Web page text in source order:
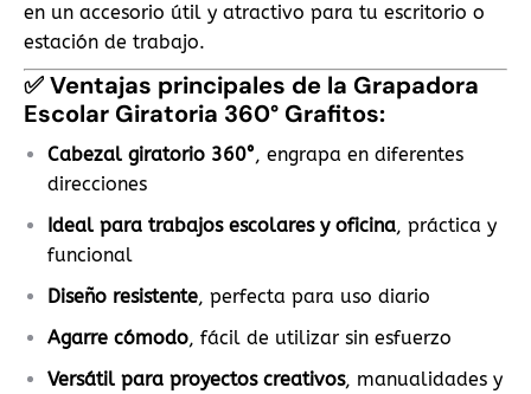
en un accesorio útil y atractivo para tu escritorio o
estación de trabajo.
✅Ventajas principales de la Grapadora
Escolar Giratoria 360° Grafitos:
Cabezal giratorio 360°, engrapa en diferentes
direcciones
Ideal para trabajos escolares y oficina, práctica y
funcional
Diseño resistente, perfecta para uso diario
Agarre cómodo, fácil de utilizar sin esfuerzo
Versátil para proyectos creativos, manualidades y